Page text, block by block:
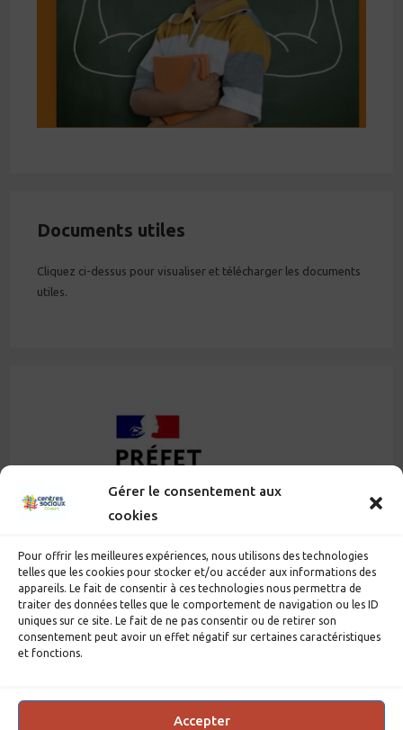
Gérer le consentement aux
cookies
Pour offrir les meilleures expériences, nous utilisons des technologies
telles que les cookies pour stocker et/ou accéder aux informations des
appareils. Le fait de consentir à ces technologies nous permettra de
traiter des données telles que le comportement de navigation ou les ID
uniques sur ce site. Le fait de ne pas consentir ou de retirer son
consentement peut avoir un effet négatif sur certaines caractéristiques
et fonctions.
Accepter
Documents utiles
Cliquez ci-dessus pour visualiser et télécharger les documents
utiles.